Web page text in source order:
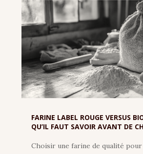
FARINE LABEL ROUGE VERSUS
QU’IL FAUT SAVOIR AVANT DE
Choisir une farine de qualité pour